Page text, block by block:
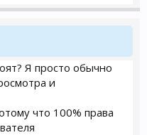
Я просто обычно
и
что 100% права